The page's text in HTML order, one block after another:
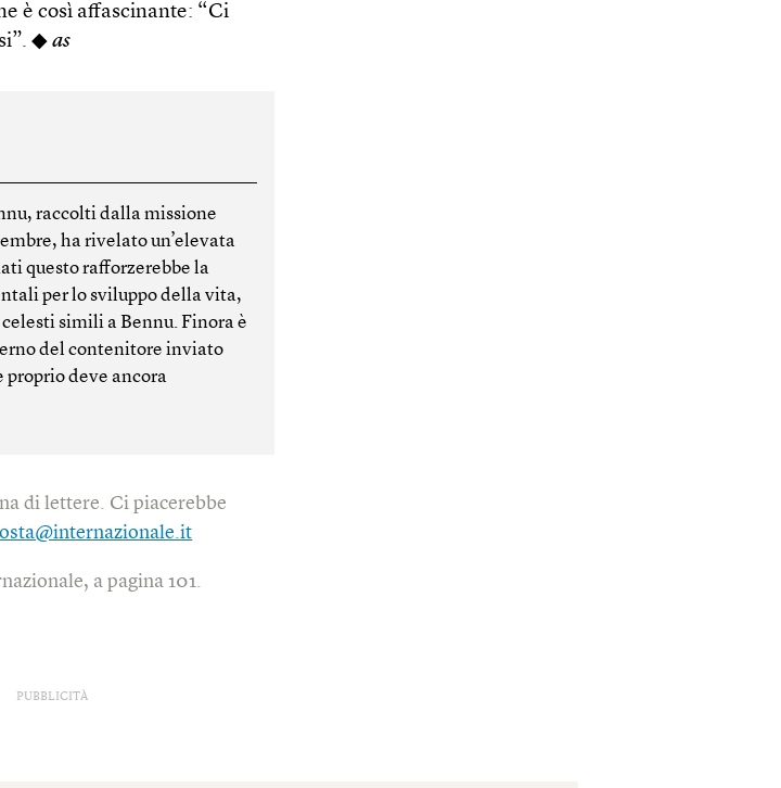
è così affascinante: “Ci
◆as
raccolti dalla missione
ha rivelato un’elevata
questo rafforzerebbe la
per lo sviluppo della vita,
simili a Bennu. Finora è
del contenitore inviato
proprio deve ancora
di lettere. Ci piacerebbe
a pagina 101.
PUBBLICITÀ